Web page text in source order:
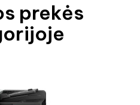
prekės